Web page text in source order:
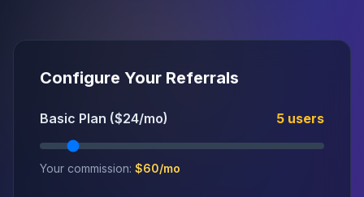
Configure Your Referrals
Basic Plan ($24/mo) 5 users
Your commission: $60/mo